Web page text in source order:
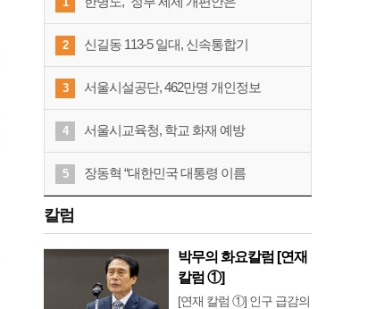
2 신길동 113-5 일대, 신속통합기
3 서울시설공단, 462만명 개인정보
4 서울시교육청, 학교 화재 예방
5 장동혁 “대한민국 대통령 이름
칼럼
박무의 화요칼럼 [연재
칼럼 ①]
[연재 칼럼 ①] 인구 급감의